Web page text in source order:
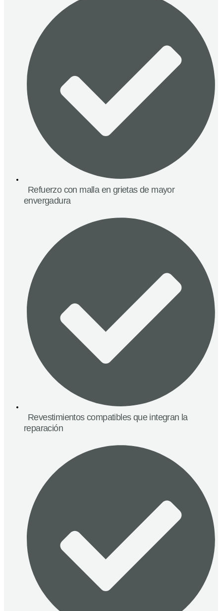
Refuerzo con malla en grietas de mayor
envergadura
Revestimientos compatibles que integran la
reparación